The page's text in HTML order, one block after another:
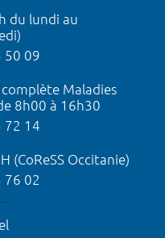
du lundi au
50 09
Maladies
8h00 à 16h30
72 14
(CoReSS Occitanie)
02